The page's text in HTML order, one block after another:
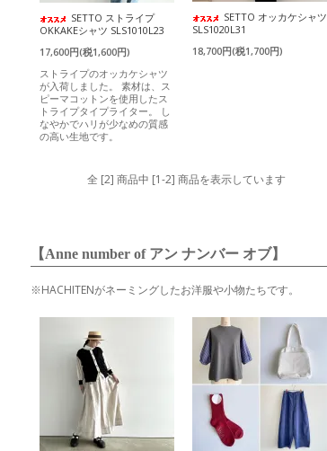
SETTO ストライプ
OKKAKEシャツ SLS1010L23
17,600円(税1,600円)
ストライプのオッカケシャツ
が入荷しました。 素材は、ス
ピーマコットンを使用したス
トライプタイプライター。 し
なやかでハリが少なめの質感
の高い生地です。
SETTO オッカケシャツ
SLS1020L31
18,700円(税1,700円)
全 [2] 商品中 [1-2] 商品を表示しています
【Anne number of アン ナンバー オブ】
※HACHITENがネーミングしたお洋服や小物たちです。